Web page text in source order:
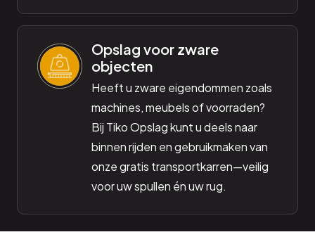
Opslag voor zware
objecten
Heeft u zware eigendommen zoals
machines, meubels of voorraden?
Bij Tiko Opslag kunt u deels naar
binnen rijden en gebruikmaken van
onze gratis transportkarren—veilig
voor uw spullen én uw rug.